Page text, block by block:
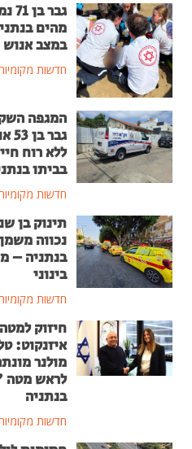
גבר
מהים
במצב אנוש
חדשות
המגפה
גבר
ללא רוח
בביתו
חדשות
תינוק בן
נכווה
בנתניה –
בינוני
חדשות
חיזוק למטה
איזנקוט:
מולנר
לראש
בנתניה
חדשות